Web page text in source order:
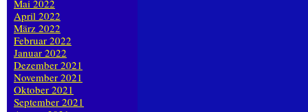
Mai 2022
April 2022
März 2022
Februar 2022
Januar 2022
Dezember 2021
November 2021
Oktober 2021
September 2021